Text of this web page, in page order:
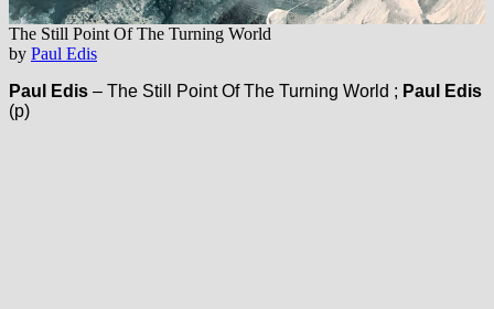
The Still Point Of The Turning World
by Paul Edis
Paul Edis – The Still Point Of The Turning World ; Paul Edis
(p)